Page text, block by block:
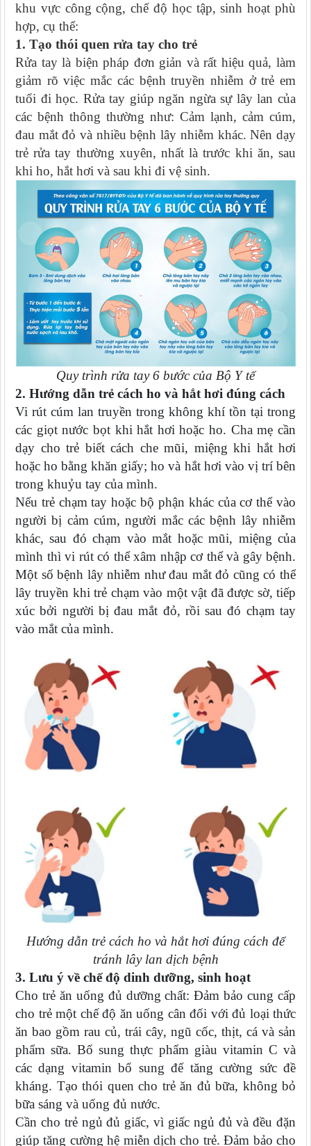
khu vực công cộng, chế độ học tập, sinh hoạt phù
hợp, cụ thể:
1. Tạo thói quen rửa tay cho trẻ
Rửa tay là biện pháp đơn giản và rất hiệu quả, làm
giảm rõ việc mắc các bệnh truyền nhiễm ở trẻ em
tuổi đi học. Rửa tay giúp ngăn ngừa sự lây lan của
các bệnh thông thường như: Cảm lạnh, cảm cúm,
đau mắt đỏ và nhiều bệnh lây nhiễm khác. Nên dạy
trẻ rửa tay thường xuyên, nhất là trước khi ăn, sau
khi ho, hắt hơi và sau khi đi vệ sinh.
Quy trình rửa tay 6 bước của Bộ Y tế
2. Hướng dẫn trẻ cách ho và hắt hơi đúng cách
Vi rút cúm lan truyền trong không khí tồn tại trong
các giọt nước bọt khi hắt hơi hoặc ho. Cha mẹ cần
dạy cho trẻ biết cách che mũi, miệng khi hắt hơi
hoặc ho bằng khăn giấy; ho và hắt hơi vào vị trí bên
trong khuỷu tay của mình.
Nếu trẻ chạm tay hoặc bộ phận khác của cơ thể vào
người bị cảm cúm, người mắc các bệnh lây nhiễm
khác, sau đó chạm vào mắt hoặc mũi, miệng của
mình thì vi rút có thể xâm nhập cơ thể và gây bệnh.
Một số bệnh lây nhiễm như đau mắt đỏ cũng có thể
lây truyền khi trẻ chạm vào một vật đã được sờ, tiếp
xúc bởi người bị đau mắt đỏ, rồi sau đó chạm tay
vào mắt của mình.
Hướng dẫn trẻ cách ho và hắt hơi đúng cách để
tránh lây lan dịch bệnh
3. Lưu ý về chế độ dinh dưỡng, sinh hoạt
Cho trẻ ăn uống đủ dưỡng chất: Đảm bảo cung cấp
cho trẻ một chế độ ăn uống cân đối với đủ loại thức
ăn bao gồm rau củ, trái cây, ngũ cốc, thịt, cá và sản
phẩm sữa. Bổ sung thực phẩm giàu vitamin C và
các dạng vitamin bổ sung để tăng cường sức đề
kháng. Tạo thói quen cho trẻ ăn đủ bữa, không bỏ
bữa sáng và uống đủ nước.
Cần cho trẻ ngủ đủ giấc, vì giấc ngủ đủ và đều đặn
giúp tăng cường hệ miễn dịch cho trẻ. Đảm bảo cho